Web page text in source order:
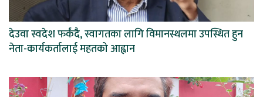
देउवा स्वदेश फर्कंदै, स्वागतका लागि विमानस्थलमा उपस्थित हुन
नेता-कार्यकर्तालाई महतको आह्वान